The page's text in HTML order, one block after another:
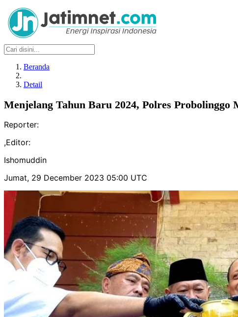
Beranda
Detail
Menjelang Tahun Baru 2024, Polres
Reporter:
,Editor:
Ishomuddin
Jumat, 29 December 2023 05:00 UTC